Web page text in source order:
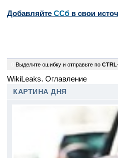
Добавляйте CСб в свои
Выделите ошибку и отправьте по
WikiLeaks. Оглавление
КАРТИНА ДНЯ